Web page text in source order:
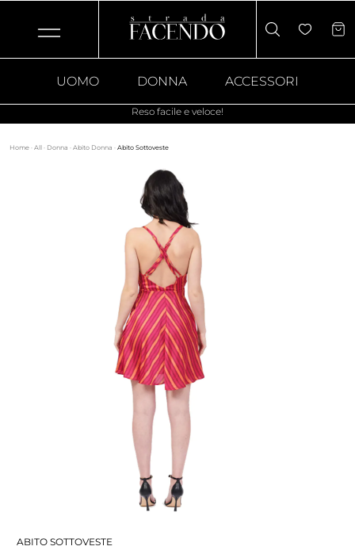
UOMO DONNA ACCESSORI
Reso facile e veloce!
Home · All · Donna · Abito Donna · Abito Sottoveste
ABITO SOTTOVESTE